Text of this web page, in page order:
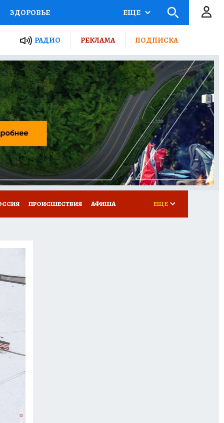
ЗДОРОВЬЕ
РОССИИ
ПУТЕВОДИТЕЛЬ
ТУРИЗМ
ПОТРЕБИТЕЛЯ ВСЕ О КП
ЕЩЕ
РАДИО РЕКЛАМА ПОДПИСКА
ПРОИСШЕСТВИЯ АФИША ЕЩЕ